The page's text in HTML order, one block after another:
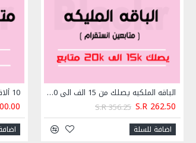
* الخدمة تتم عبر الاعلان والنشر الحقيقي
* يرجى العلم بان الحد الاقصى 100k ويمكنك إضافة طلب جديد مرة أخرى لنفس الحساب بعد اكتمال طلبك
* الخدمة تقدم دون ضمان للتعويض وذلك لان
مسبقأ فور وضع الطلب الباقه الملكيه يصلك من 15 الف الى 20 الف متابع انستقرام
S.R 262.50
S.R 356.25
اضافة للسلة
10 ألاف متابع عربي ( فوري )